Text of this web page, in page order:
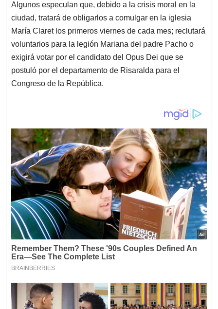
Algunos especulan que, debido a la crisis moral en la
ciudad, tratará de obligarlos a comulgar en la iglesia
María Claret los primeros viernes de cada mes; reclutará
voluntarios para la legión Mariana del padre Pacho o
exigirá votar por el candidato del Opus Dei que se
postuló por el departamento de Risaralda para el
Congreso de la República.